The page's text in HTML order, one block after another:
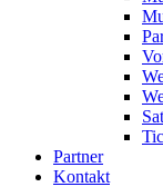
Partner
Kontakt